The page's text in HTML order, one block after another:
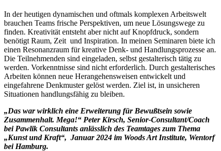
In der heutigen dynamischen und oftmals komplexen Arbeitswelt
brauchen Teams frische Perspektiven, um neue Lösungswege zu
finden. Kreativität entsteht aber nicht auf Knopfdruck, sondern
benötigt Raum, Zeit und Inspiration. In meinen Seminaren biete ich
einen Resonanzraum für kreative Denk- und Handlungsprozesse an.
Die Teilnehmenden sind eingeladen, selbst gestalterisch tätig zu
werden. Vorkenntnisse sind nicht erforderlich. Durch gestalterisches
Arbeiten können neue Herangehensweisen entwickelt und
eingefahrene Denkmuster gelöst werden. Ziel ist, in unsicheren
Situationen handlungsfähig zu bleiben.
„Das war wirklich eine Erweiterung für Bewußtsein sowie
Zusammenhalt. Mega!“ Peter Kirsch, Senior-Consultant/Coach
bei Pawlik Consultants anlässlich des Teamtages zum Thema
„Kunst und Kraft“, Januar 2024 im Woods Art Institute, Wentorf
bei Hamburg.